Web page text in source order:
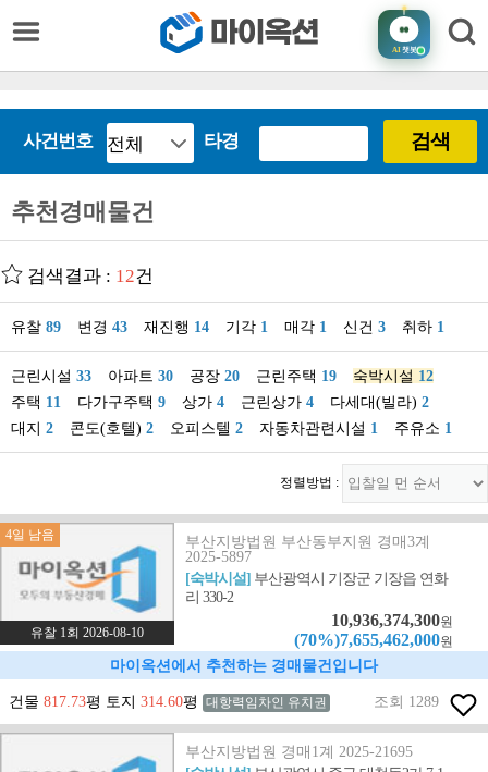
AI챗봇
사건번호 타경 검색
추천경매물건
검색결과 : 12건
유찰 89 변경 43 재진행 14 기각 1 매각 1 신건 3 취하 1
근린시설 33 아파트 30 공장 20 근린주택 19 숙박시설 12
주택 11 다가구주택 9 상가 4 근린상가 4 다세대(빌라) 2
대지 2 콘도(호텔) 2 오피스텔 2 자동차관련시설 1 주유소 1
정렬방법 :
4일 남음
유찰 1회 2026-08-10
부산지방법원 부산동부지원 경매3계
2025-5897
[숙박시설] 부산광역시 기장군 기장읍 연화
리 330-2
10,936,374,300원
(70%)7,655,462,000원
마이옥션에서 추천하는 경매물건입니다
건물 817.73평 토지 314.60평 대항력임차인 유치권 조회 1289
부산지방법원 경매1계 2025-21695